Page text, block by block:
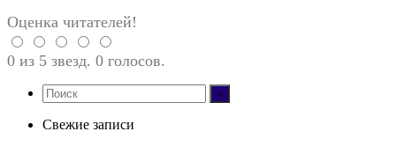
Оценка читателей!
0 из 5 звезд. 0 голосов.
Свежие записи